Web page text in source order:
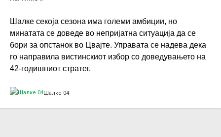
Шалке секоја сезона има големи амбиции, но
минатата се доведе во непријатна ситуација да се
бори за опстанок во Цвајте. Управата се надева дека
го направила вистинскиот избор со доведувањето на
42-годишниот стратег.
Шалке 04